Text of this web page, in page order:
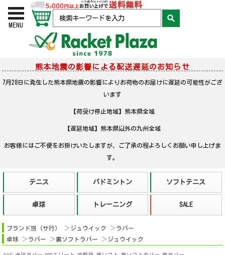
MENU
熊本地震の影響による配送遅延のお知らせ
7月28日に発生した熊本県地震の影響によりお荷物のお届けに遅延の可能性がござ
います
【荷受け停止地域】熊本県全域
【遅延地域】熊本県以外の九州全域
お客様にはご不便をお掛けいたしますが、ご了承の程よろしくお願い申し上げま
す。
ブランド別（サ行） ジュウイック
ラバー
卓球
ラバー 裏ソフトラバー ジュウイック